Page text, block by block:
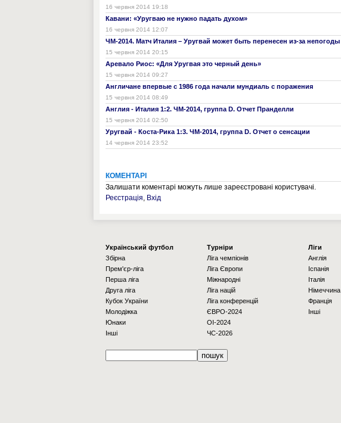
16 червня 2014 19:18
Кавани: «Уругваю не нужно падать духом»
16 червня 2014 12:07
ЧМ-2014. Матч Италия – Уругвай может быть перенесен из-за непогоды
15 червня 2014 20:15
Аревало Риос: «Для Уругвая это черный день»
15 червня 2014 09:27
Англичане впервые с 1986 года начали мундиаль с поражения
15 червня 2014 08:49
Англия - Италия 1:2. ЧМ-2014, группа D. Отчет Пранделли
15 червня 2014 02:50
Уругвай - Коста-Рика 1:3. ЧМ-2014, группа D. Отчет о сенсации
14 червня 2014 23:52
КОМЕНТАРІ
Залишати коментарі можуть лише зареєстровані користувачі.
Реєстрація, Вхід
Українcький футбол
Збірна
Прем'єр-ліга
Перша ліга
Друга ліга
Кубок України
Молодіжка
Юнаки
Інші
Турніри
Ліга чемпіонів
Ліга Європи
Міжнародні
Ліга націй
Ліга конференцій
ЄВРО-2024
OI-2024
ЧС-2026
Ліги
Англія
Іспанія
Італія
Німеччина
Франція
Інші